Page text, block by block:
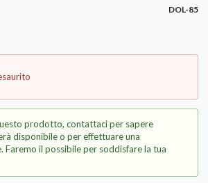
DOL-85
prodotto, contattaci per sapere
disponibile o per effettuare una
Faremo il possibile per soddisfare la tua